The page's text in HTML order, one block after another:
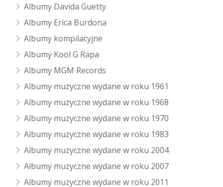
Albumy Davida Guetty
Albumy Erica Burdona
Albumy kompilacyjne
Albumy Kool G Rapa
Albumy MGM Records
Albumy muzyczne wydane w roku 1961
Albumy muzyczne wydane w roku 1968
Albumy muzyczne wydane w roku 1970
Albumy muzyczne wydane w roku 1983
Albumy muzyczne wydane w roku 2004
Albumy muzyczne wydane w roku 2007
Albumy muzyczne wydane w roku 2011